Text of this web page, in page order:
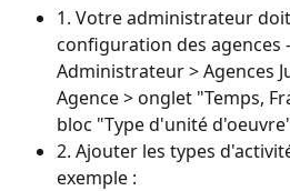
1. Votre administrateur
configuration des agences
Administrateur > Agences
Agence > onglet "Temps,
bloc "Type d'unité
2. Ajouter les types
exemple :